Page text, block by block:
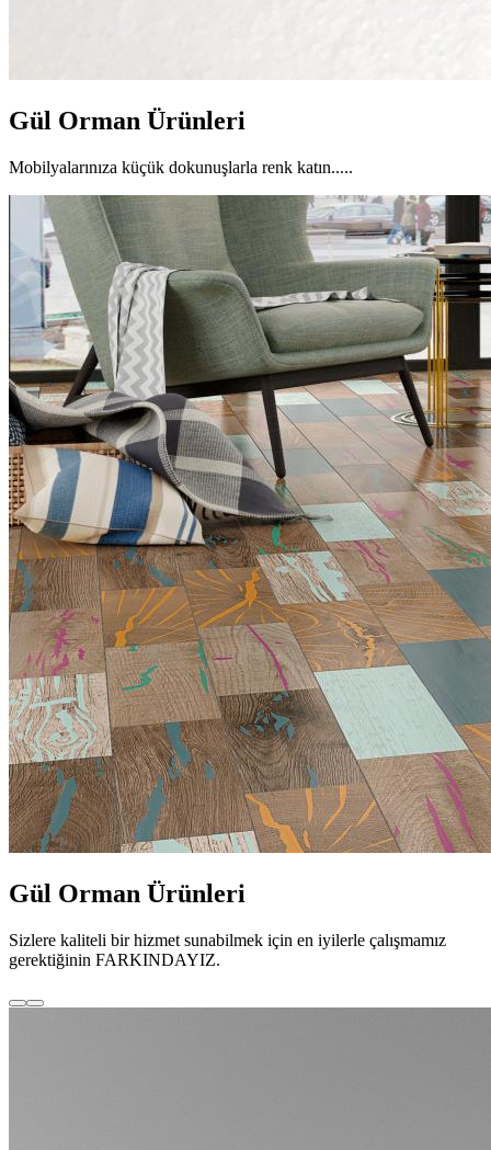
Gül Orman Ürünleri
Mobilyalarınıza küçük dokunuşlarla renk katın.....
Gül Orman Ürünleri
Sizlere kaliteli bir hizmet sunabilmek için en iyilerle çalışmamız
gerektiğinin FARKINDAYIZ.